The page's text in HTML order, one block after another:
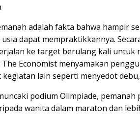
adalah fakta bahwa hampir
dapat mempraktikkannya.
ke target berulang kali untuk
Economist menyamakan
lain seperti menyedot
podium Olimpiade,
wanita dalam maraton dan